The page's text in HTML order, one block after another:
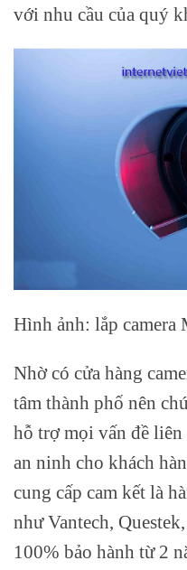
với nhu cầu của quý
Hình ảnh: lắp camera
Nhờ có cửa hàng
tâm thành phố nên
hỗ trợ mọi vấn đề liên
an ninh cho khách
cung cấp cam kết là
như Vantech,
100% bảo hành từ 2